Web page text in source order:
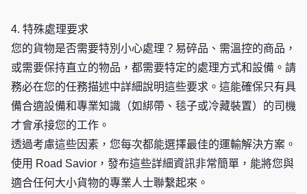
4. 特殊處理要求
您的貨物是否需要特別小心處理？易碎品、需溫控的商品，
或需要保持直立的物品，都需要特定的處理方式和設備。請
務必在您的任務描述中詳細說明這些要求。這能確保只有具
備合適設備和專業知識（如綁帶、毯子或冷藏裝置）的司機
才會承接您的工作。
透過考慮這些因素，您每次都能選擇最佳的運輸解決方案。
使用 Road Savior，發布這些詳細資訊非常簡單，能將您與
適合任何大小貨物的專業人士聯繫起來。